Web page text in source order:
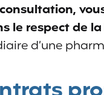
le respect de
d’une